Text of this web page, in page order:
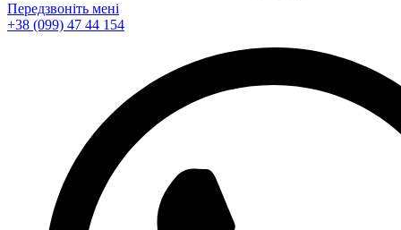
Передзвоніть мені
+38 (099) 47 44 154